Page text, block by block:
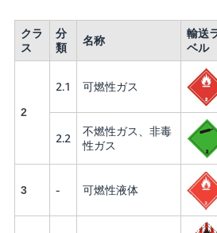
クラ
ス
分
類
名称
輸送
ベル
2
2.1 可燃性ガス
2.2
不燃性ガス、非毒
性ガス
3 - 可燃性液体